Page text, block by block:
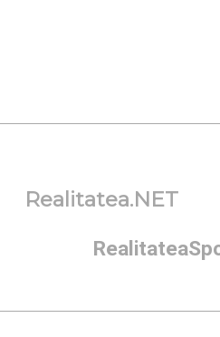
Realitatea.NET